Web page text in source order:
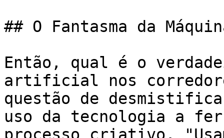
## O Fantasma da
Então, qual é o
artificial nos
questão de
uso da tecnologia a